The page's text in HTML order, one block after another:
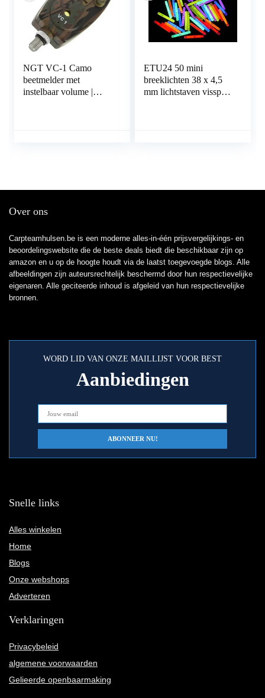
NGT VC-1 Camo
beetmelder met
instelbaar volume |
ETU24 50 mini
breeklichten 38 x 4,5
mm lichtstaven vissport
Over ons
Carpteamhulsen.be is een moderne alles-in-één prijsvergelijkings- en
beoordelingswebsite die de beste deals biedt die beschikbaar zijn op
amazon en u op de hoogte houdt via de laatst toegevoegde blogs. Alle
afbeeldingen zijn auteursrechtelijk beschermd door hun respectievelijke
eigenaren. Alle geciteerde inhoud is afgeleid van hun respectievelijke
bronnen.
WORD LID VAN ONZE MAILLIJST VOOR BEST
Aanbiedingen
Snelle links
Alles winkelen
Home
Blogs
Onze webshops
Adverteren
Verklaringen
Privacybeleid
algemene voorwaarden
Gelieerde openbaarmaking